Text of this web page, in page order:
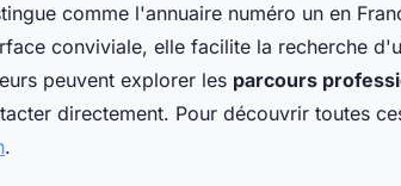
comme l'annuaire numéro un en
conviviale, elle facilite la recherche
peuvent explorer les parcours
directement. Pour découvrir toutes
.